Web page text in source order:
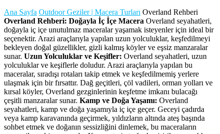
Ana Sayfa Outdoor Geziler | Macera Turları Overland Rehberi
Overland Rehberi: Doğayla İç İçe Macera Overland seyahatleri,
doğayla iç içe unutulmaz maceralar yaşamak isteyenler için ideal bir
seçenektir. Arazi araçlarıyla yapılan uzun yolculuklar, keşfedilmeyi
bekleyen doğal güzellikler, gizli kalmış köyler ve eşsiz manzaralar
sunar. Uzun Yolculuklar ve Keşifler: Overland seyahatleri, uzun
yolculuklar ve keşiflerle doludur. Arazi araçlarıyla yapılan bu
maceralar, sıradışı rotaları takip etmek ve keşfedilmemiş yerlere
ulaşmak için bir fırsattır. Dağ geçitleri, çöl vadileri, orman yolları ve
kırsal köyler, Overland gezginlerinin keşfetme imkanı bulacağı
çeşitli manzaralar sunar. Kamp ve Doğa Yaşamı: Overland
seyahatleri, kamp ve doğa yaşamıyla iç içe geçer. Geceyi çadırda
veya kamp karavanında geçirmek, yıldızların altında ateş başında
sohbet etmek ve doğanın sessizliğini dinlemek, bu maceraların